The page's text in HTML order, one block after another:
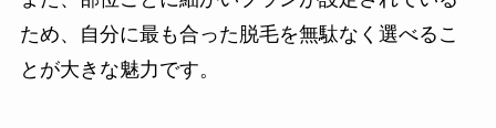
ため、自分に最も合った脱毛を無駄なく選べるこ
とが大きな魅力です。